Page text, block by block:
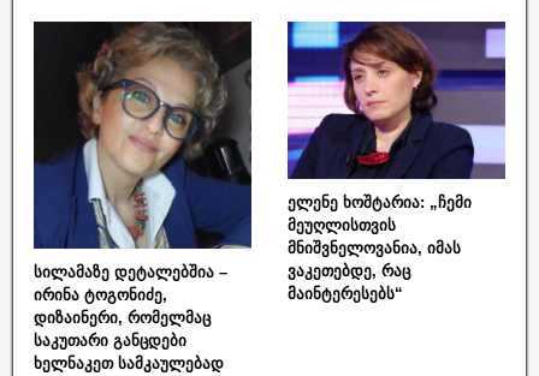
სილამაზე დეტალებშია –
ირინა ტოგონიძე,
დიზაინერი, რომელმაც
საკუთარი განცდები
ხელნაკეთ სამკაულებად
ელენე ხოშტარია: „ჩემი
მეუღლისთვის
მნიშვნელოვანია, იმას
ვაკეთებდე, რაც
მაინტერესებს“